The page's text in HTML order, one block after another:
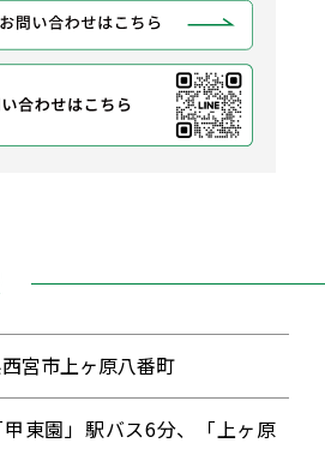
宮市上ヶ原八番町
東園」駅バス6分、「上ヶ原